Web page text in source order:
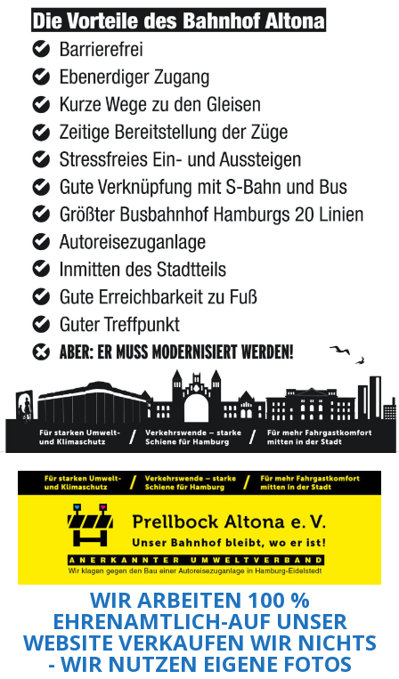
WIR ARBEITEN 100 %
EHRENAMTLICH-AUF UNSER
WEBSITE VERKAUFEN WIR NICHTS
- WIR NUTZEN EIGENE FOTOS